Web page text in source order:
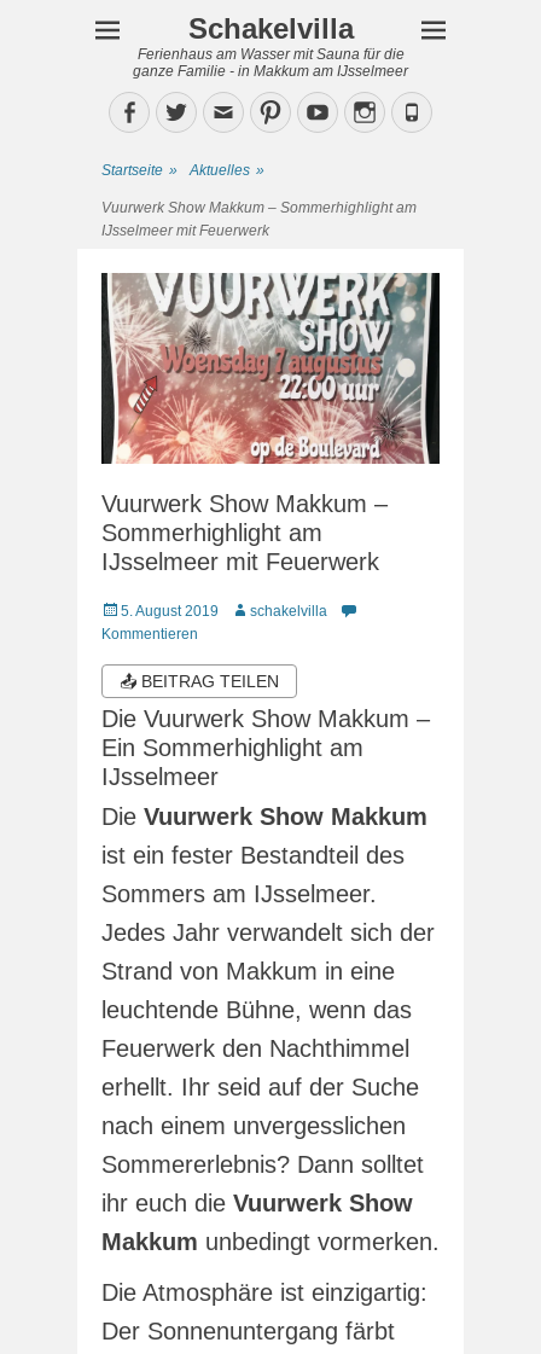
Schakelvilla
Ferienhaus am Wasser mit Sauna für die
ganze Familie - in Makkum am IJsselmeer
Facebook
TwitterEmailPinterestYouTubeInstagram
Phone
Startseite » Aktuelles »
Vuurwerk Show Makkum – Sommerhighlight am
IJsselmeer mit Feuerwerk
Vuurwerk Show Makkum –
Sommerhighlight am
IJsselmeer mit Feuerwerk
Veröffentlicht
am
5. August 2019 Autorschakelvilla
Kommentieren
📤 BEITRAG TEILEN
Die Vuurwerk Show Makkum –
Ein Sommerhighlight am
IJsselmeer
Die Vuurwerk Show Makkum
ist ein fester Bestandteil des
Sommers am IJsselmeer.
Jedes Jahr verwandelt sich der
Strand von Makkum in eine
leuchtende Bühne, wenn das
Feuerwerk den Nachthimmel
erhellt. Ihr seid auf der Suche
nach einem unvergesslichen
Sommererlebnis? Dann solltet
ihr euch die Vuurwerk Show
Makkum unbedingt vormerken.
Die Atmosphäre ist einzigartig:
Der Sonnenuntergang färbt